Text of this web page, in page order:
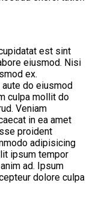
est sint
eiusmod. Nisi
ex.
do eiusmod
culpa mollit do
Veniam
in ea amet
proident
adipisicing
ipsum tempor
ad. Ipsum
dolore culpa